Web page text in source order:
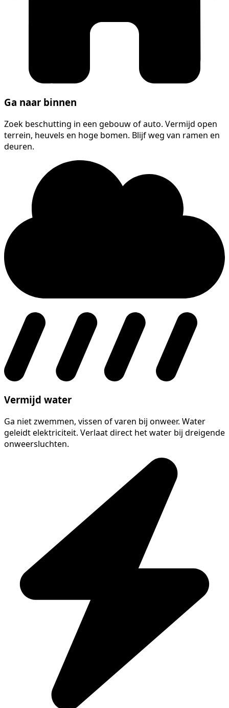
Ga naar binnen
Zoek beschutting in een gebouw of auto. Vermijd open
terrein, heuvels en hoge bomen. Blijf weg van ramen en
deuren.
Vermijd water
Ga niet zwemmen, vissen of varen bij onweer. Water
geleidt elektriciteit. Verlaat direct het water bij dreigende
onweersluchten.